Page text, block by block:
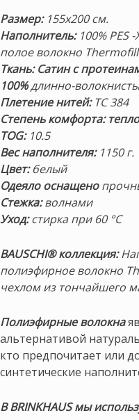
Размер:155х200 см.
Наполнитель: 100% PES
полое волокно
Ткань: Сатин с
100%длинно-
Плетение нитей:TC 384
Степень комфорта:
TOG:10.5
Вес наполнителя:1150 г.
Цвет:белый
Одеяло оснащено
Стежка:волнами
Уход:стирка при 60 °C
BAUSCHI® коллекция:
полиэфирное волокно
чехлом из тончайшего
Полиэфирные волокна
альтернативой
кто предпочитает или
синтетические
В BRINKHAUS мы